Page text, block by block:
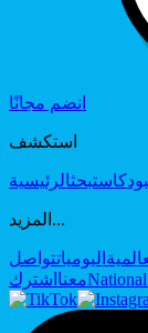
انضم مجانًا
استكشف
بحثالرئيسية
المزيد...
اليومياتتواصل
معنا اشترك